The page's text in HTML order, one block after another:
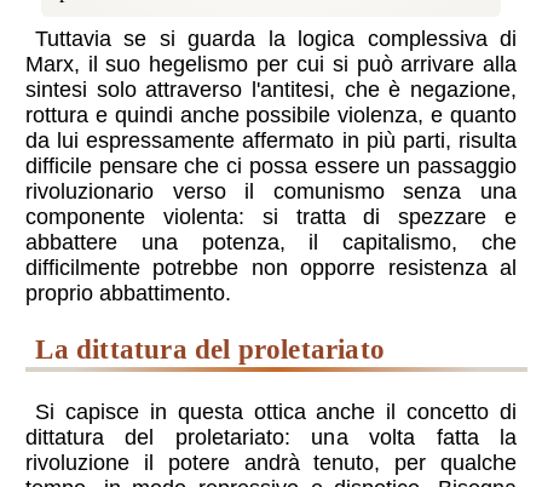
Tuttavia se si guarda la logica complessiva di
Marx, il suo hegelismo per cui si può arrivare alla
sintesi solo attraverso l'antitesi, che è negazione,
rottura e quindi anche possibile violenza, e quanto
da lui espressamente affermato in più parti, risulta
difficile pensare che ci possa essere un passaggio
rivoluzionario verso il comunismo senza una
componente violenta: si tratta di spezzare e
abbattere una potenza, il capitalismo, che
difficilmente potrebbe non opporre resistenza al
proprio abbattimento.
la dittatura del proletariato
Si capisce in questa ottica anche il concetto di
dittatura del proletariato: una volta fatta la
rivoluzione il potere andrà tenuto, per qualche